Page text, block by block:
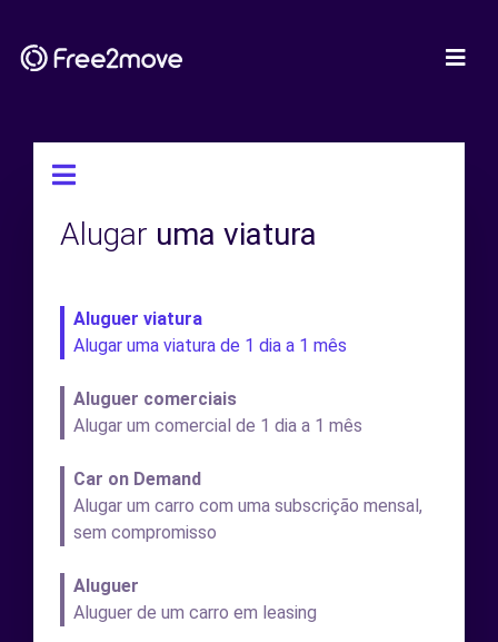
Alugar uma viatura
Aluguer viatura
Alugar uma viatura de 1 dia a 1 mês
Aluguer comerciais
Alugar um comercial de 1 dia a 1 mês
Car on Demand
Alugar um carro com uma subscrição mensal,
sem compromisso
Aluguer
Aluguer de um carro em leasing